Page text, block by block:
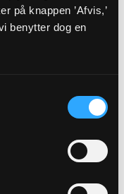
på knappen ’Afvis,’
benytter dog en